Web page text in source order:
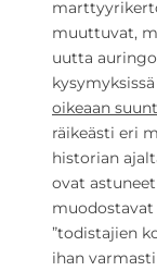
muuttuvat,
uutta
kysymyksissä
oikeaan
räikeästi eri
historian
ovat
”todistajien
ihan